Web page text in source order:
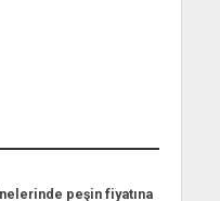
peşin fiyatına